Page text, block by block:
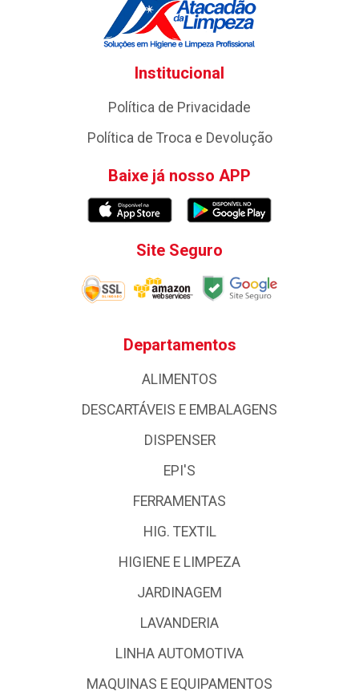
Institucional
Política de Privacidade
Política de Troca e Devolução
Baixe já nosso APP
Site Seguro
Departamentos
ALIMENTOS
DESCARTÁVEIS E EMBALAGENS
DISPENSER
EPI'S
FERRAMENTAS
HIG. TEXTIL
HIGIENE E LIMPEZA
JARDINAGEM
LAVANDERIA
LINHA AUTOMOTIVA
MAQUINAS E EQUIPAMENTOS